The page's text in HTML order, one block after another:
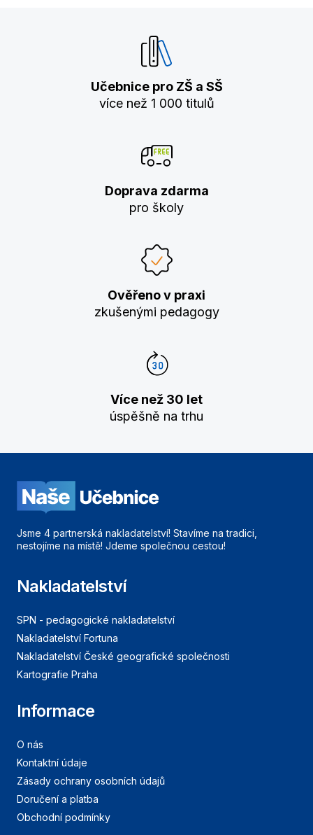
Učebnice pro ZŠ a SŠ
více než 1 000 titulů
Doprava zdarma
pro školy
Ověřeno v praxi
zkušenými pedagogy
Více než 30 let
úspěšně na trhu
Jsme 4 partnerská nakladatelství! Stavíme na tradici,
nestojíme na místě! Jdeme společnou cestou!
Nakladatelství
SPN - pedagogické nakladatelství
Nakladatelství Fortuna
Nakladatelství České geografické společnosti
Kartografie Praha
Informace
O nás
Kontaktní údaje
Zásady ochrany osobních údajů
Doručení a platba
Obchodní podmínky